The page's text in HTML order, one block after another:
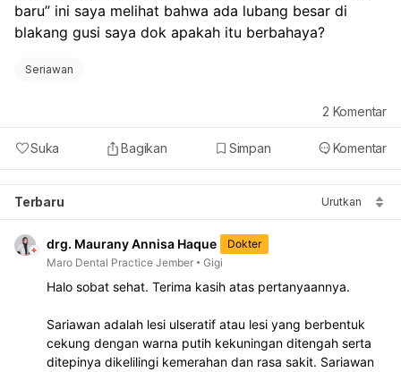
baru” ini saya melihat bahwa ada lubang besar di
blakang gusi saya dok apakah itu berbahaya?
Seriawan
Suka Bagikan Simpan Komentar
2 Komentar
Terbaru Urutkan
drg. Maurany Annisa Haque
Dokter
Maro Dental Practice Jember
Gigi
Halo sobat sehat. Terima kasih atas pertanyaannya.
Sariawan adalah lesi ulseratif atau lesi yang berbentuk
cekung dengan warna putih kekuningan ditengah serta
ditepinya dikelilingi kemerahan dan rasa sakit. Sariawan